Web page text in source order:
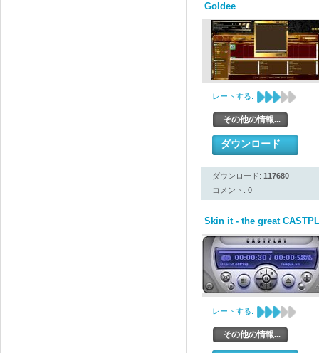
Goldee
レートする:
その他の情報...
ダウンロード
ダウンロード: 117680
コメント: 0
Skin it - the great
レートする:
その他の情報...